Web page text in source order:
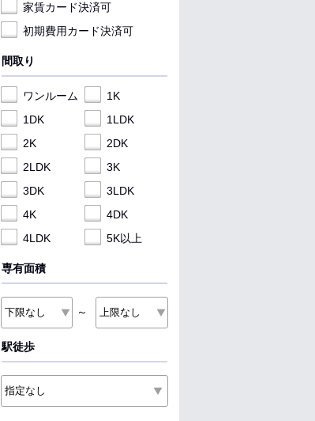
家賃カード決済可
初期費用カード決済可
間取り
ワンルーム
1K
1DK
1LDK
2K
2DK
2LDK
3K
3DK
3LDK
4K
4DK
4LDK
5K以上
専有面積
～
駅徒歩